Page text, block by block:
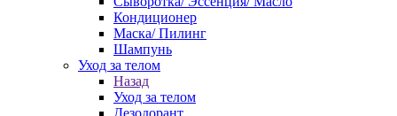
Кондиционер
Маска/ Пилинг
Шампунь
Уход за телом
Назад
Уход за телом
Дезодорант